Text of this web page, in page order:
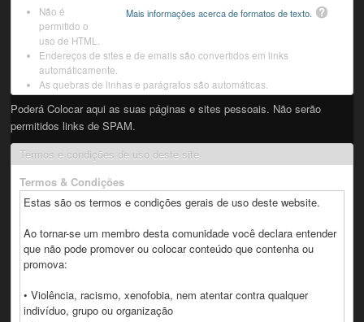
Mais informações acerca de formatos de texto.
Não é
permitido o
uso de HTML.
Endereços de sites e de emails são convertidos em links
automáticamente.
As quebras de linhas e parágrafos são automáticas.
Poderá Colocar aqui as suas páginas e sites pessoais. Não serão
permitidos links de SPAM.
Termos e condições de uso deste site
Termos & Condições